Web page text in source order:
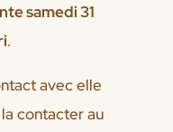
samedi 31
.
avec elle
contacter au